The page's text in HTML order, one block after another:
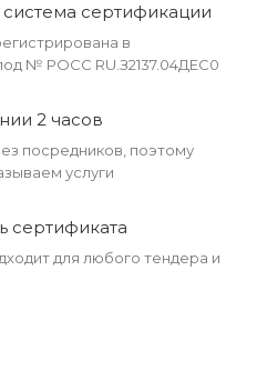
сертификации
в
№ РОСС RU.З2137.04ДЕС0
2 часов
посредников, поэтому
услуги
сертификата
для любого тендера и